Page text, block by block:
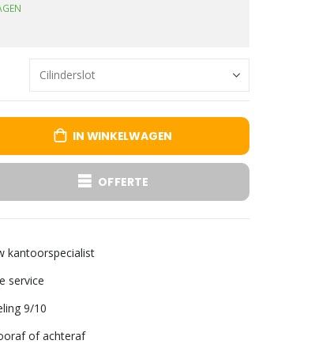
IN WINKELWAGEN
OFFERTE
kantoorspecialist
service
9/10
of achteraf